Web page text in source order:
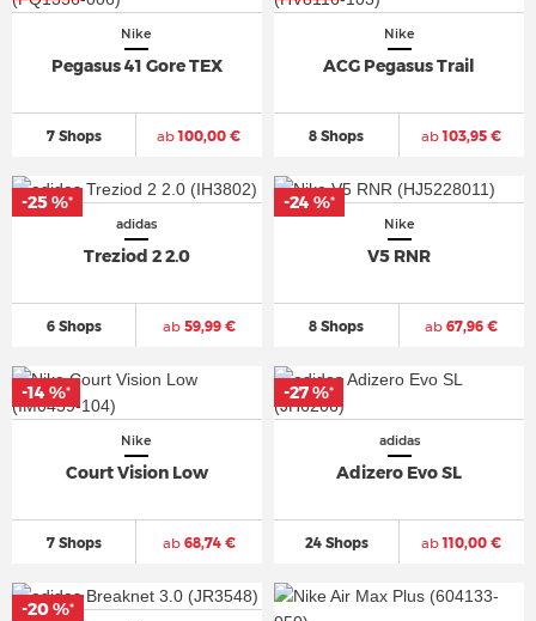
Nike
Pegasus 41 Gore TEX
7 Shops ab100,00 €
Nike
ACG Pegasus Trail
8 Shops ab103,95 €
adidas
Treziod 2 2.0
6 Shops ab59,99 €
-25 %*
Nike
V5 RNR
8 Shops ab 67,96 €
-24 %*
Nike
Court Vision Low
7 Shops ab68,74 €
-14 %*
adidas
Adizero Evo SL
24 Shops ab110,00 €
-27 %*
-20 %*